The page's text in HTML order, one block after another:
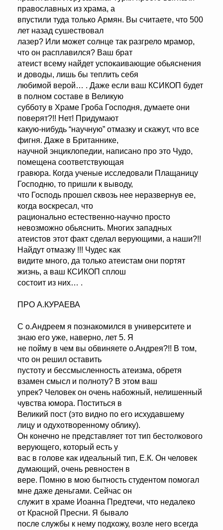
православных из храма, а
впустили туда только Армян. Вы считаете, что 500
лет назад сушествовал
лазер? Или может солнце так разгрело мрамор,
что он расплавился? Ваш брат
атеист всему найдет успокаивающие обьяснения
и доводы, лишь бы теплить себя
любимой верой… . Даже если ваш КСИКОП будет
в полном составе в Великую
субботу в Храме Гроба Господня, думаете они
поверят?!! Нет! Придумают
какую-нибудь “научную” отмазку и скажут, что все
фигня. Даже в Британнике,
научной энциклопедии, написано про это Чудо,
помещена соответствующая
гравюра. Когда ученые исследовали Плащаницу
Господню, то пришли к выводу,
что Господь прошел сквозь нее неразвернув ее,
когда воскресал, что
рационально естественно-научно просто
невозможно обьяснить. Многих западных
атеистов этот факт сделал верующими, а наши?!!
Найдут отмазку !!! Чудес как
видите много, да только атеистам они портят
жизнь, а ваш КСИКОП сплош
состоит из них… .
ПРО А.КУРАЕВА
С о.Андреем я познакомился в университете и
знаю его уже, наверно, лет 5. Я
не пойму в чем вы обвиняете о.Андрея?!! В том,
что он решил оставить
пустоту и бессмысленность атеизма, обретя
взамен смысл и полноту? В этом ваш
упрек? Человек он очень набожный, нелишенный
чувства юмора. Поститься в
Великий пост (это видно по его исхудавшему
лицу и одухотворенному облику).
Он конечно не представляет тот тип бестолкового
верующего, который есть у
вас в голове как идеальный тип, Е.К. Он человек
думающий, очень ревностен в
вере. Помню в мою бытность студентом помогал
мне даже деньгами. Сейчас он
служит в храме Иоанна Предтечи, что недалеко
от Красной Пресни. Я бывало
после службы к нему подхожу, возле него всегда